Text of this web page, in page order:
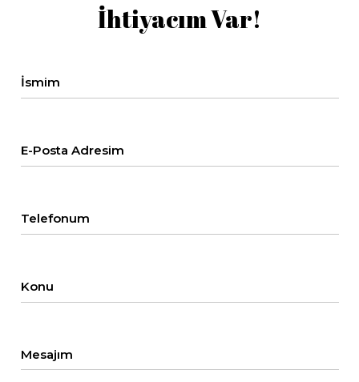
İhtiyacım Var!
İsmim
E-Posta Adresim
Telefonum
Konu
Mesajım